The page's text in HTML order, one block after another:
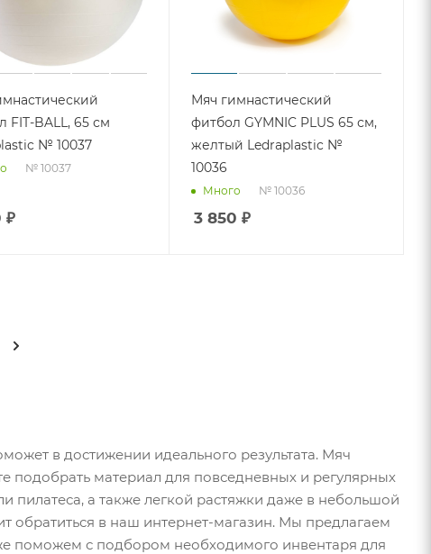
FIT-BALL, 65 см
№ 10037
№ 10037
₽
Мяч гимнастический
фитбол GYMNIC PLUS 65 см,
желтый Ledraplastic №
10036
Много № 10036
3 850 ₽
в достижении идеального результата. Мяч
подобрать материал для повседневных и регулярных
пилатеса, а также легкой растяжки даже в небольшой
обратиться в наш интернет-магазин. Мы предлагаем
поможем с подбором необходимого инвентаря для